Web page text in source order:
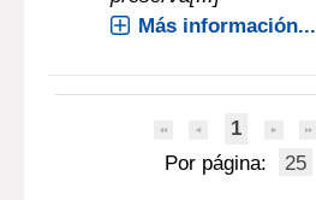
Más información...
1
Por página:
25